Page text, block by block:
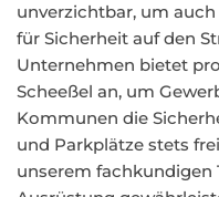
unverzichtbar, um
für Sicherheit auf den
Unternehmen bietet
Scheeßel an, um
Kommunen die
und Parkplätze stets
unserem fachkundigen